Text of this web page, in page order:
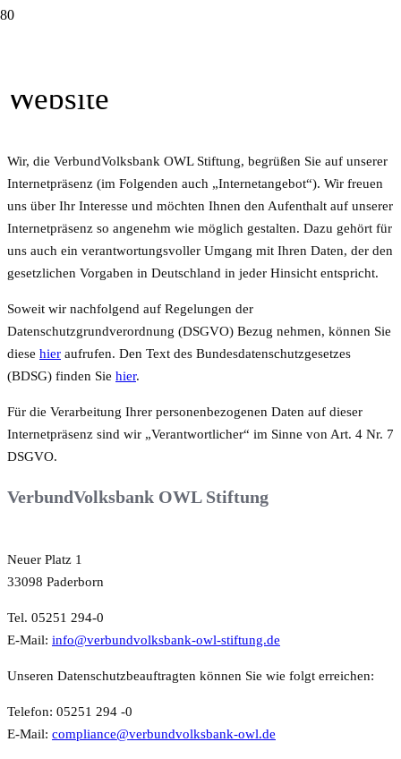
Website
Wir, die VerbundVolksbank OWL Stiftung, begrüßen Sie auf unserer
Internetpräsenz (im Folgenden auch „Internetangebot“). Wir freuen
uns über Ihr Interesse und möchten Ihnen den Aufenthalt auf unserer
Internetpräsenz so angenehm wie möglich gestalten. Dazu gehört für
uns auch ein verantwortungsvoller Umgang mit Ihren Daten, der den
gesetzlichen Vorgaben in Deutschland in jeder Hinsicht entspricht.
Soweit wir nachfolgend auf Regelungen der
Datenschutzgrundverordnung (DSGVO) Bezug nehmen, können Sie
diese hier aufrufen. Den Text des Bundesdatenschutzgesetzes
(BDSG) finden Sie hier.
Für die Verarbeitung Ihrer personenbezogenen Daten auf dieser
Internetpräsenz sind wir „Verantwortlicher“ im Sinne von Art. 4 Nr. 7
DSGVO.
VerbundVolksbank OWL Stiftung
Neuer Platz 1
33098 Paderborn
Tel. 05251 294-0
E-Mail: info@verbundvolksbank-owl-stiftung.de
Unseren Datenschutzbeauftragten können Sie wie folgt erreichen:
Telefon: 05251 294 -0
E-Mail: compliance@verbundvolksbank-owl.de